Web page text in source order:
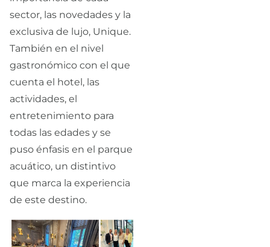
sector, las novedades y la
exclusiva de lujo, Unique.
También en el nivel
gastronómico con el que
cuenta el hotel, las
actividades, el
entretenimiento para
todas las edades y se
puso énfasis en el parque
acuático, un distintivo
que marca la experiencia
de este destino.